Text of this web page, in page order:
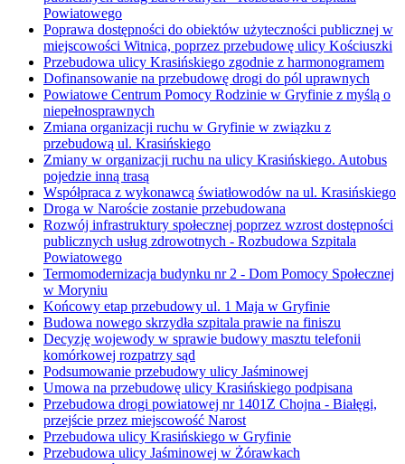
Powiatowego
Poprawa dostępności do obiektów użyteczności publicznej w
miejscowości Witnica, poprzez przebudowę ulicy Kościuszki
Przebudowa ulicy Krasińskiego zgodnie z harmonogramem
Dofinansowanie na przebudowę drogi do pól uprawnych
Powiatowe Centrum Pomocy Rodzinie w Gryfinie z myślą o
niepełnosprawnych
Zmiana organizacji ruchu w Gryfinie w związku z
przebudową ul. Krasińskiego
Zmiany w organizacji ruchu na ulicy Krasińskiego. Autobus
pojedzie inną trasą
Współpraca z wykonawcą światłowodów na ul. Krasińskiego
Droga w Naroście zostanie przebudowana
Rozwój infrastruktury społecznej poprzez wzrost dostępności
publicznych usług zdrowotnych - Rozbudowa Szpitala
Powiatowego
Termomodernizacja budynku nr 2 - Dom Pomocy Społecznej
w Moryniu
Końcowy etap przebudowy ul. 1 Maja w Gryfinie
Budowa nowego skrzydła szpitala prawie na finiszu
Decyzję wojewody w sprawie budowy masztu telefonii
komórkowej rozpatrzy sąd
Podsumowanie przebudowy ulicy Jaśminowej
Umowa na przebudowę ulicy Krasińskiego podpisana
Przebudowa drogi powiatowej nr 1401Z Chojna - Białęgi,
przejście przez miejscowość Narost
Przebudowa ulicy Krasińskiego w Gryfinie
Przebudowa ulicy Jaśminowej w Żórawkach